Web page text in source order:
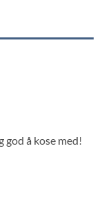
god å kose med!